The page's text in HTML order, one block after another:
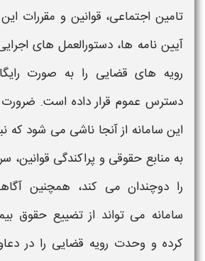
تامین اجتماعی، قوانین و مقررات
آیین نامه ها، دستورالعمل‌ های
رویه‌ های قضایی را به صورت
دسترس عموم قرار داده است.
این سامانه از آنجا ناشی می‌ شود که
به منابع حقوقی و پراکندگی قوانین،
را دوچندان می کند، همچنین
سامانه می‌ تواند از تضییع حقوق
کرده و وحدت رویه قضایی را در